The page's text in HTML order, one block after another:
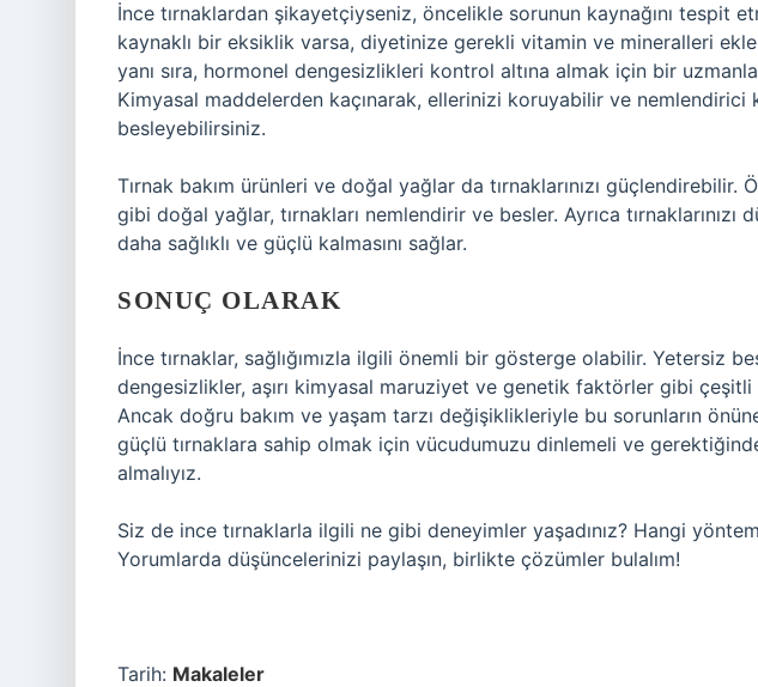
İnce tırnaklardan şikayetçiyseniz, öncelikle sorunun kaynağını tespit
kaynaklı bir eksiklik varsa, diyetinize gerekli vitamin ve mineralleri
yanı sıra, hormonel dengesizlikleri kontrol altına almak için bir
Kimyasal maddelerden kaçınarak, ellerinizi koruyabilir ve nemlendirici
besleyebilirsiniz.
Tırnak bakım ürünleri ve doğal yağlar da tırnaklarınızı güçlendirebilir.
gibi doğal yağlar, tırnakları nemlendirir ve besler. Ayrıca tırnaklarınızı
daha sağlıklı ve güçlü kalmasını sağlar.
SONUÇ OLARAK
İnce tırnaklar, sağlığımızla ilgili önemli bir gösterge olabilir. Yetersiz
dengesizlikler, aşırı kimyasal maruziyet ve genetik faktörler gibi çeşitli
Ancak doğru bakım ve yaşam tarzı değişiklikleriyle bu sorunların
güçlü tırnaklara sahip olmak için vücudumuzu dinlemeli ve
almalıyız.
Siz de ince tırnaklarla ilgili ne gibi deneyimler yaşadınız? Hangi
Yorumlarda düşüncelerinizi paylaşın, birlikte çözümler bulalım!
Tarih: Makaleler